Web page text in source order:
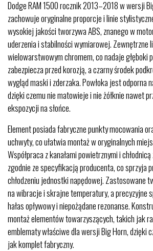
Dodge RAM 1500 rocznik 2013–2018 w wersji
zachowuje oryginalne proporcje i linie
wysokiej jakości tworzywa ABS, znanego w
uderzenia i stabilności wymiarowej. Zewnętrzne
wielowarstwowym chromem, co nadaje głęboki
zabezpiecza przed korozją, a czarny środek
wygląd maski i zderzaka. Powłoka jest odporna
dzięki czemu nie matowieje i nie żółknie nawet
ekspozycji na słońce.
Element posiada fabryczne punkty mocowania
uchwyty, co ułatwia montaż w oryginalnych
Współpraca z kanałami powietrznymi i
zgodnie ze specyfikacją producenta, co sprzyja
chłodzeniu jednostki napędowej. Zastosowane
na wibracje i skrajne temperatury, a precyzyjne
hałas opływowy i niepożądane rezonanse.
montaż elementów towarzyszących, takich jak
emblematy właściwe dla wersji Big Horn, dzięki
jak komplet fabryczny.